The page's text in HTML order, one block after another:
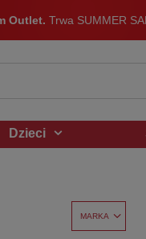
Outlet. Trwa SUMMER
Dzieci
MARKA